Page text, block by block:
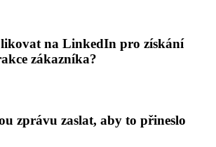
na LinkedIn pro získání
zákazníka?
zprávu zaslat, aby to přineslo